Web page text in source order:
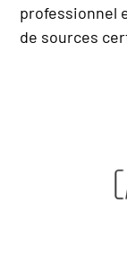
professionnel
de sources